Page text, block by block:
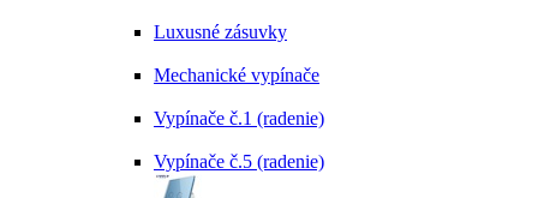
Luxusné zásuvky
Mechanické vypínače
Vypínače č.1 (radenie)
Vypínače č.5 (radenie)